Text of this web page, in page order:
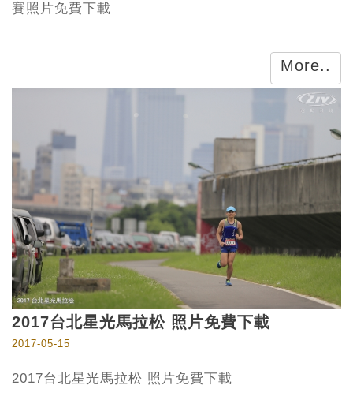
賽照片免費下載
More..
​2017台北星光馬拉松 照片免費下載
2017-05-15
2017台北星光馬拉松 照片免費下載